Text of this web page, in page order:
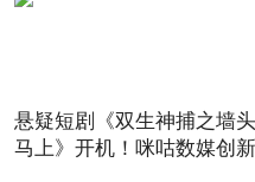
悬疑短剧《双生神捕之墙头
马上》开机！咪咕数媒创新